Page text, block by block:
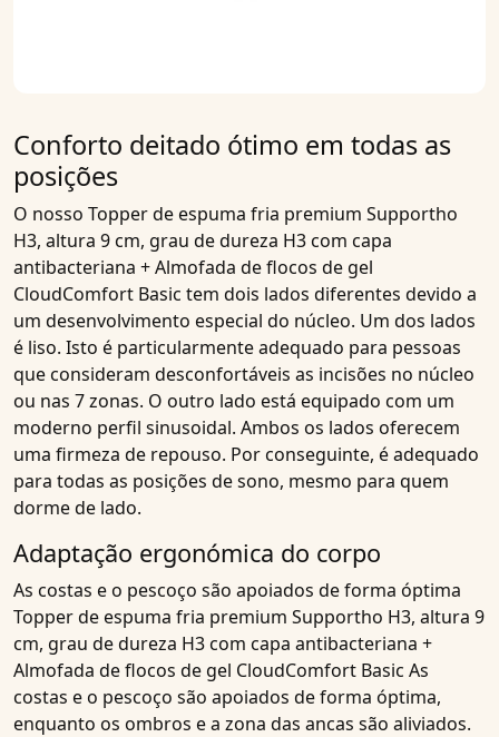
Conforto deitado ótimo em todas as
posições
O nosso Topper de espuma fria premium Supportho
H3, altura 9 cm, grau de dureza H3 com capa
antibacteriana + Almofada de flocos de gel
CloudComfort Basic tem dois lados diferentes devido a
um desenvolvimento especial do núcleo. Um dos lados
é liso. Isto é particularmente adequado para pessoas
que consideram desconfortáveis as incisões no núcleo
ou nas 7 zonas. O outro lado está equipado com um
moderno perfil sinusoidal. Ambos os lados oferecem
uma firmeza de repouso. Por conseguinte, é adequado
para todas as posições de sono, mesmo para quem
dorme de lado.
Adaptação ergonómica do corpo
As costas e o pescoço são apoiados de forma óptima
Topper de espuma fria premium Supportho H3, altura 9
cm, grau de dureza H3 com capa antibacteriana +
Almofada de flocos de gel CloudComfort Basic As
costas e o pescoço são apoiados de forma óptima,
enquanto os ombros e a zona das ancas são aliviados.